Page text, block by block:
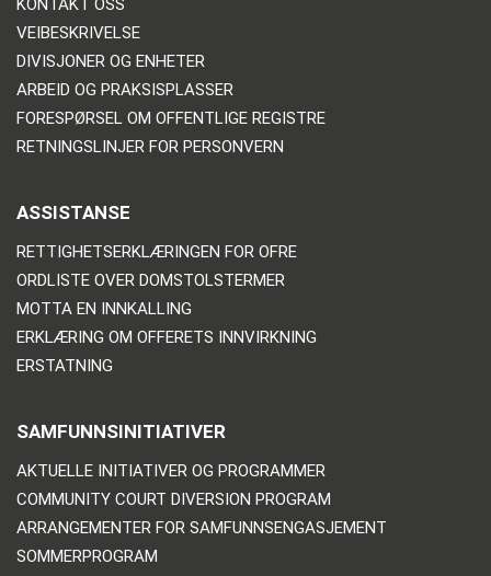
KONTAKT OSS
VEIBESKRIVELSE
DIVISJONER OG ENHETER
ARBEID OG PRAKSISPLASSER
FORESPØRSEL OM OFFENTLIGE REGISTRE
RETNINGSLINJER FOR PERSONVERN
ASSISTANSE
RETTIGHETSERKLÆRINGEN FOR OFRE
ORDLISTE OVER DOMSTOLSTERMER
MOTTA EN INNKALLING
ERKLÆRING OM OFFERETS INNVIRKNING
ERSTATNING
SAMFUNNSINITIATIVER
AKTUELLE INITIATIVER OG PROGRAMMER
COMMUNITY COURT DIVERSION PROGRAM
ARRANGEMENTER FOR SAMFUNNSENGASJEMENT
SOMMERPROGRAM